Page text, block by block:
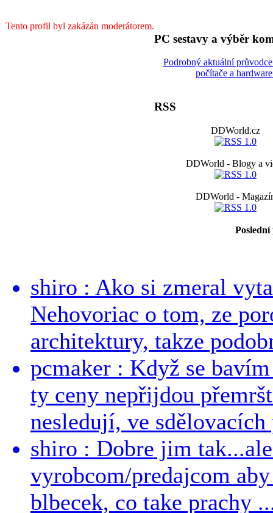
Tento profil byl zakázán moderátorem.
PC sestavy a výběr
Podrobný aktuální
počítače a
RSS
DDWorld.cz
DDWorld - Blogy a
DDWorld -
shiro : Ako si zmeral
Nehovoriac o tom, ze
architektury, takze
pcmaker : Když se
ty ceny nepřijdou
nesledují, ve sdělovacích
shiro : Dobre jim
vyrobcom/predajcom
blbecek, co take prachy